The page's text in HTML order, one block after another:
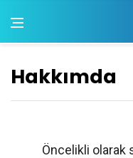
Hakkımda
Öncelikli olarak